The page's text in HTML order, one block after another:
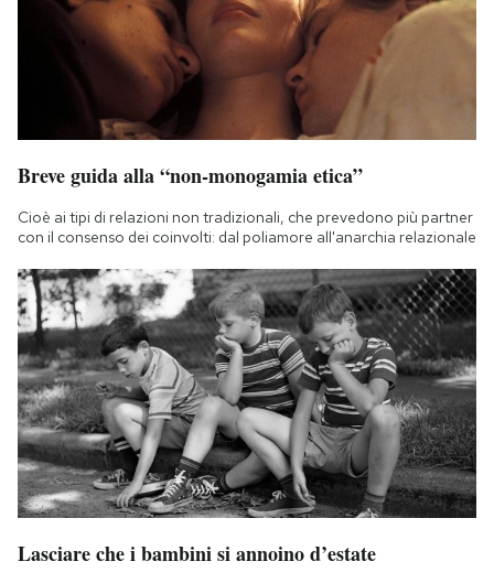
Breve guida alla “non-monogamia etica”
Cioè ai tipi di relazioni non tradizionali, che prevedono più partner
con il consenso dei coinvolti: dal poliamore all'anarchia relazionale
Lasciare che i bambini si annoino d’estate